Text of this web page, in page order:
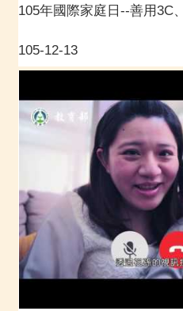
105-12-13
105年國際家庭日--善用3C